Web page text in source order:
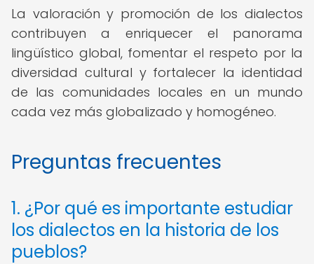
La valoración y promoción de los dialectos
contribuyen a enriquecer el panorama
lingüístico global, fomentar el respeto por la
diversidad cultural y fortalecer la identidad
de las comunidades locales en un mundo
cada vez más globalizado y homogéneo.
Preguntas frecuentes
1. ¿Por qué es importante estudiar
los dialectos en la historia de los
pueblos?